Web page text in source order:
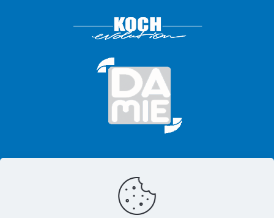
CONTACTEZ NOUS :
Par email
info@msi-
ou par tél.